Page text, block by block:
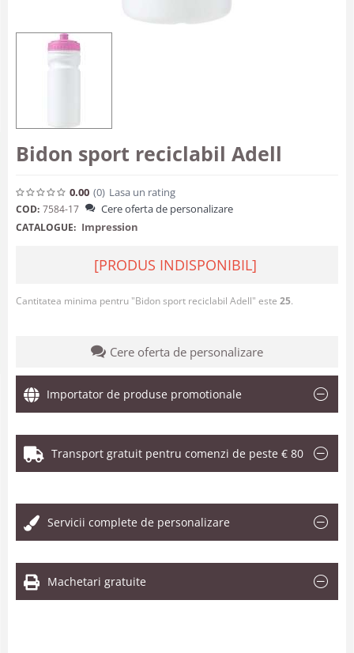
Bidon sport reciclabil Adell
0.00 (0) Lasa un rating
COD: 7584-17 Cere oferta de personalizare
CATALOGUE: Impression
[PRODUS INDISPONIBIL]
Cantitatea minima pentru "Bidon sport reciclabil Adell" este 25.
Cere oferta de personalizare
Importator de produse promotionale
Transport gratuit pentru comenzi de peste € 80
Servicii complete de personalizare
Machetari gratuite